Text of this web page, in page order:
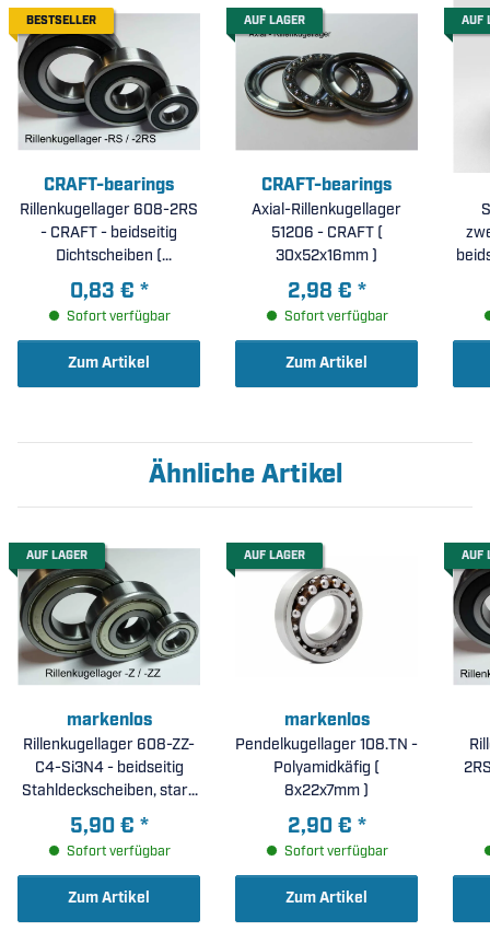
BESTSELLER
CRAFT-bearings
Rillenkugellager 608-2RS
- CRAFT - beidseitig
Dichtscheiben (
8x22x7mm )
0,83 € *
Sofort verfügbar
Zum Artikel
AUF LAGER
CRAFT-bearings
Axial-Rillenkugellager
51206 - CRAFT (
30x52x16mm )
2,98 € *
Sofort verfügbar
Zum Artikel
AUF
Ähnliche Artikel
AUF LAGER
markenlos
Rillenkugellager 608-ZZ-
C4-Si3N4 - beidseitig
Stahldeckscheiben, stark
erhöhte radiale Lagerluft
C4, Kugeln aus
Siliziumnitrit Si3N4 (
8x22x7mm )
5,90 € *
Sofort verfügbar
Zum Artikel
AUF LAGER
markenlos
Pendelkugellager 108.TN -
Polyamidkäfig (
8x22x7mm )
2,90 € *
Sofort verfügbar
Zum Artikel
AUF